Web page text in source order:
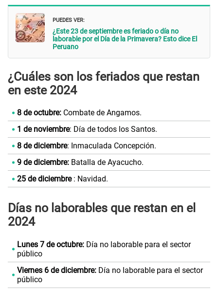
PUEDES VER:
¿Este 23 de septiembre es feriado o día no
laborable por el Día de la Primavera? Esto dice El
Peruano
¿Cuáles son los feriados que restan
en este 2024
8 de octubre:Combate de Angamos.
1 de noviembre: Día de todos los Santos.
8 de diciembre: Inmaculada Concepción.
9 de diciembre: Batalla de Ayacucho.
25 de diciembre : Navidad.
Días no laborables que restan en el
2024
Lunes 7 de octubre:Día no laborable para el sector
público
Viernes 6 de diciembre: Día no laborable para el sector
público